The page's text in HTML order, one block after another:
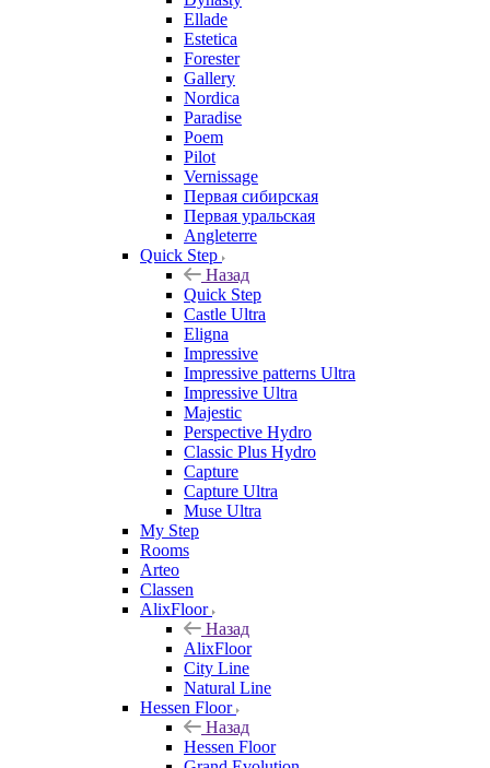
Ellade
Estetica
Forester
Gallery
Nordica
Paradise
Poem
Pilot
Vernissage
Первая сибирская
Первая уральская
Angleterre
Quick Step
Назад
Quick Step
Castle Ultra
Eligna
Impressive
Impressive patterns Ultra
Impressive Ultra
Majestic
Perspective Hydro
Classic Plus Hydro
Capture
Capture Ultra
Muse Ultra
My Step
Rooms
Arteo
Classen
AlixFloor
Назад
AlixFloor
City Line
Natural Line
Hessen Floor
Назад
Hessen Floor